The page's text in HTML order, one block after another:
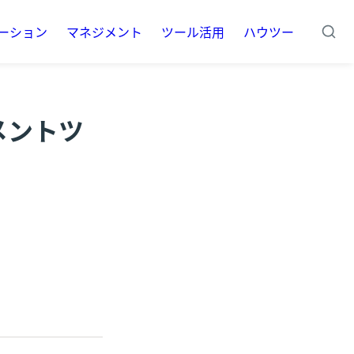
ション マネジメント ツール活用 ハウツー
トツ